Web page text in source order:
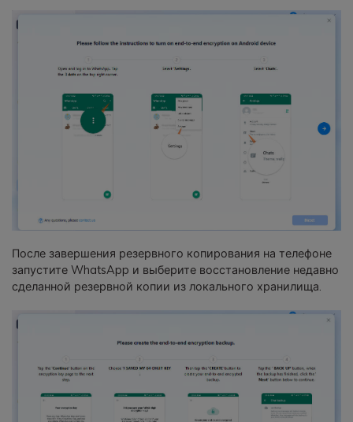
После завершения резервного копирования на телефоне
запустите WhatsApp и выберите восстановление недавно
сделанной резервной копии из локального хранилища.